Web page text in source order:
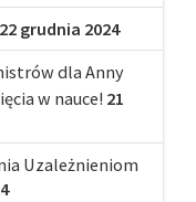
22 grudnia 2024
dla Anny
w nauce! 21
Uzależnieniom